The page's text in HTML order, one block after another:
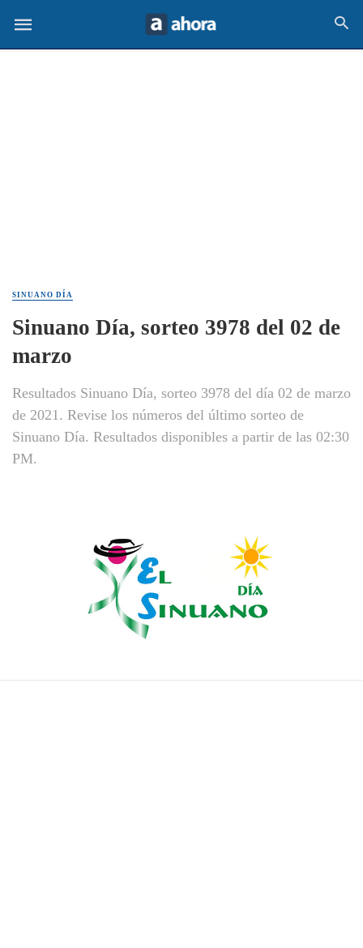
SINUANO DÍA
Sinuano Día, sorteo 3978 del 02 de
marzo
Resultados Sinuano Día, sorteo 3978 del día 02 de marzo
de 2021. Revise los números del último sorteo de
Sinuano Día. Resultados disponibles a partir de las 02:30
PM.